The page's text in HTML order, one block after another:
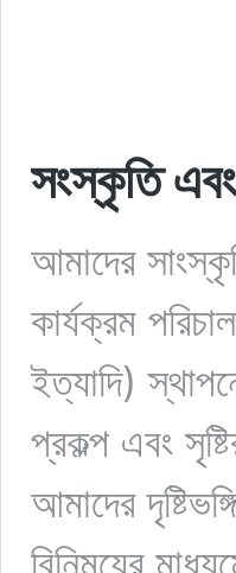
সংস্কৃতি
আমাদের
কার্যক্রম
ইত্যাদি)
প্রকল্প এবং
আমাদের